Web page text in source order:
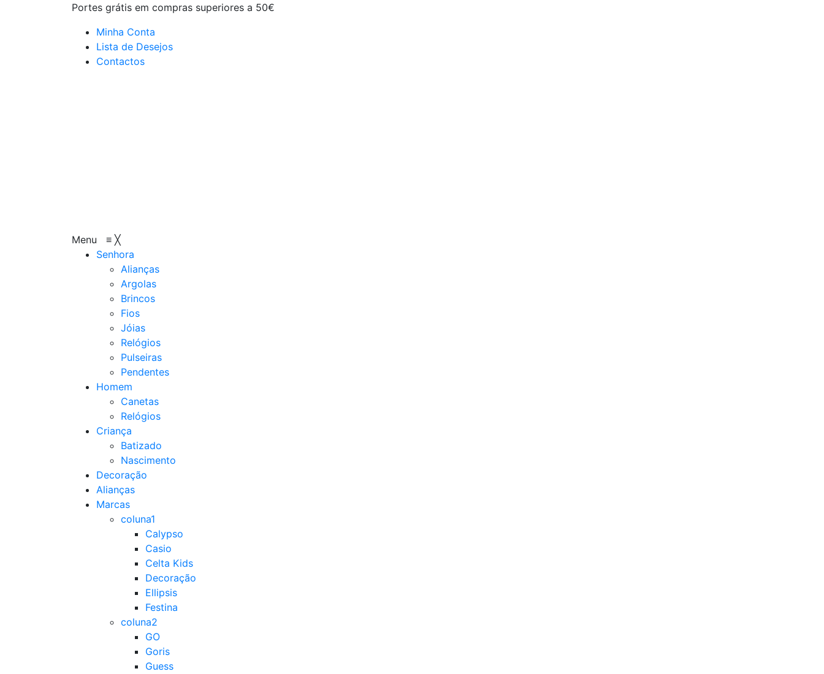
Portes grátis em compras superiores a 50€
Minha Conta
Lista de Desejos
Contactos
Menu ≡ ╳
Senhora
Alianças
Argolas
Brincos
Fios
Jóias
Relógios
Pulseiras
Pendentes
Homem
Canetas
Relógios
Criança
Batizado
Nascimento
Decoração
Alianças
Marcas
coluna1
Calypso
Casio
Celta Kids
Decoração
Ellipsis
Festina
coluna2
GO
Goris
Guess